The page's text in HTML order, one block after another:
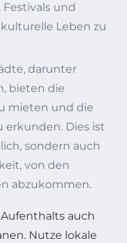
und
Leben zu
darunter
bieten die
mieten und die
erkunden. Dies ist
sondern auch
von den
abzukommen.
auch
Nutze lokale